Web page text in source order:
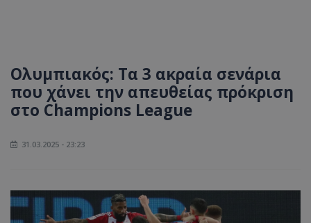
Ολυμπιακός: Τα 3 ακραία σενάρια
που χάνει την απευθείας πρόκριση
στο Champions League
31.03.2025 - 23:23